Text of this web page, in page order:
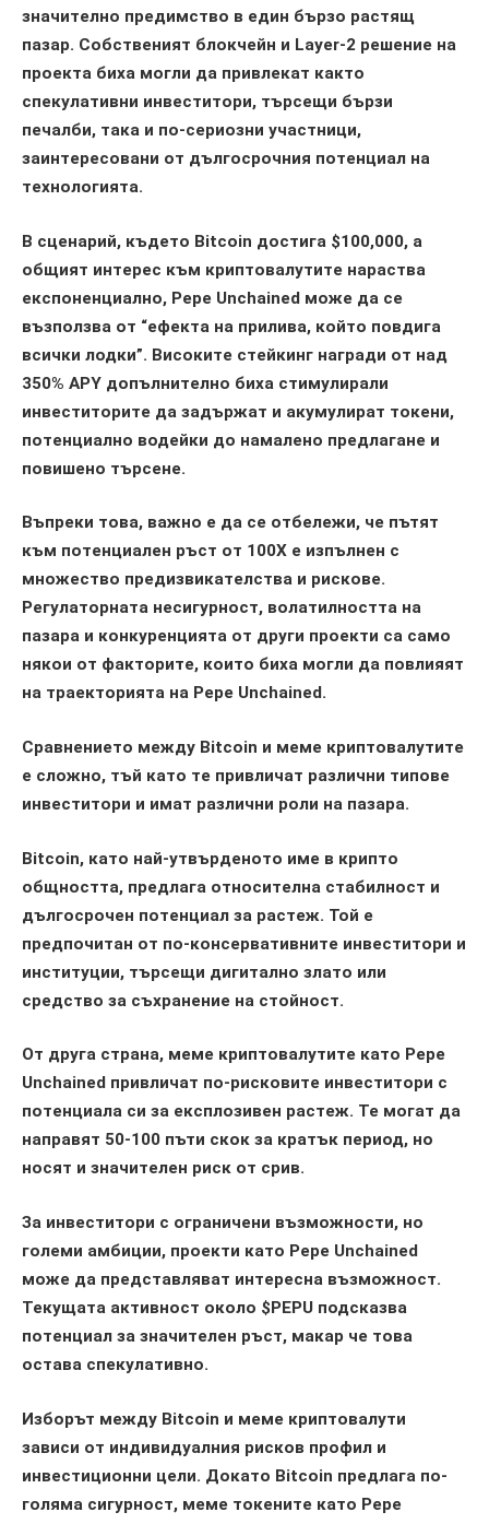
значително предимство в един бързо растящ
пазар. Собственият блокчейн и Layer-2 решение на
проекта биха могли да привлекат както
спекулативни инвеститори, търсещи бързи
печалби, така и по-сериозни участници,
заинтересовани от дългосрочния потенциал на
технологията.
В сценарий, където Bitcoin достига $100,000, а
общият интерес към криптовалутите нараства
експоненциално, Pepe Unchained може да се
възползва от “ефекта на прилива, който повдига
всички лодки”. Високите стейкинг награди от над
350% APY допълнително биха стимулирали
инвеститорите да задържат и акумулират токени,
потенциално водейки до намалено предлагане и
повишено търсене.
Въпреки това, важно е да се отбележи, че пътят
към потенциален ръст от 100Х е изпълнен с
множество предизвикателства и рискове.
Регулаторната несигурност, волатилността на
пазара и конкуренцията от други проекти са само
някои от факторите, които биха могли да повлияят
на траекторията на Pepe Unchained.
Сравнението между Bitcoin и меме криптовалутите
е сложно, тъй като те привличат различни типове
инвеститори и имат различни роли на пазара.
Bitcoin, като най-утвърденото име в крипто
общността, предлага относителна стабилност и
дългосрочен потенциал за растеж. Той е
предпочитан от по-консервативните инвеститори и
институции, търсещи дигитално злато или
средство за съхранение на стойност.
От друга страна, меме криптовалутите като Pepe
Unchained привличат по-рисковите инвеститори с
потенциала си за експлозивен растеж. Те могат да
направят 50-100 пъти скок за кратък период, но
носят и значителен риск от срив.
За инвеститори с ограничени възможности, но
големи амбиции, проекти като Pepe Unchained
може да представляват интересна възможност.
Текущата активност около $PEPU подсказва
потенциал за значителен ръст, макар че това
остава спекулативно.
Изборът между Bitcoin и меме криптовалути
зависи от индивидуалния рисков профил и
инвестиционни цели. Докато Bitcoin предлага по-
голяма сигурност, меме токените като Pepe